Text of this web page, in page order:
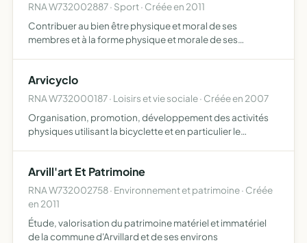
RNA W732002887 · Sport · Créée en 2011
Contribuer au bien être physique et moral de ses
membres et à la forme physique et morale de ses
base de cours c…
Arvicyclo
RNA W732000187 · Loisirs et vie sociale · Créée en 2007
Organisation, promotion, développement des activités
physiques utilisant la bicyclette et en particulier le
Arvill'art Et Patrimoine
RNA W732002758 · Environnement et patrimoine · Créée
en 2011
Étude, valorisation du patrimoine matériel et immatériel
de la commune d'Arvillard et de ses environs